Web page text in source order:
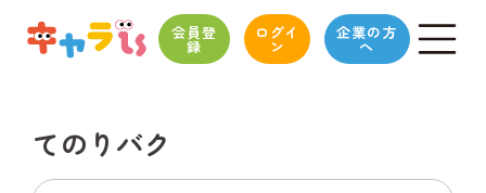
会員登
録
ログイ
ン
企業の方
へ
てのりバク